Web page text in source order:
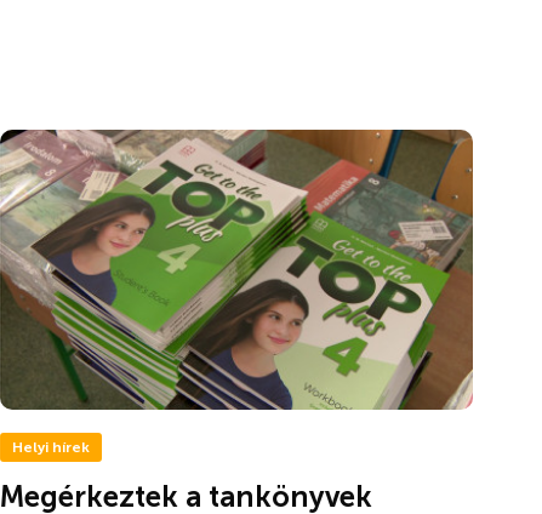
Helyi hírek
Megérkeztek a tankönyvek